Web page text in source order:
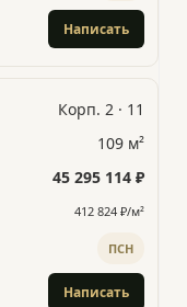
Написать
Корп. 2 · 11
109 м²
45 295 114 ₽
412 824 ₽/м²
ПСН
Написать